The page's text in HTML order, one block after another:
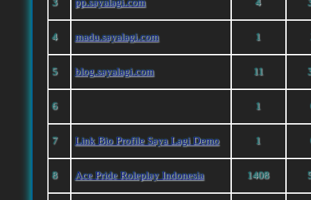
4 madu.sayalagi.com 1
5 blog.sayalagi.com 11
6 1
7 Link Bio Profile Saya Lagi Demo 1
8 Ace Pride Roleplay Indonesia 1408